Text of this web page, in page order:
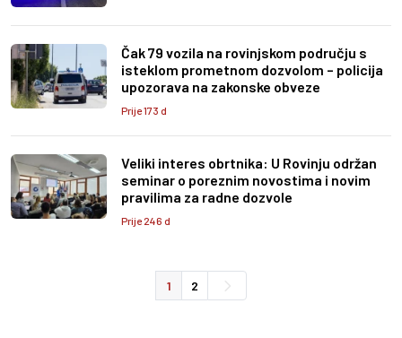
Čak 79 vozila na rovinjskom području s
isteklom prometnom dozvolom – policija
upozorava na zakonske obveze
Prije 173 d
Veliki interes obrtnika: U Rovinju održan
seminar o poreznim novostima i novim
pravilima za radne dozvole
Prije 246 d
1 2